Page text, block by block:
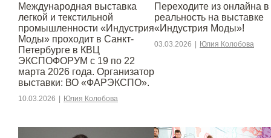
Международная выставка
легкой и текстильной
промышленности «Индустрия
Моды» проходит в Санкт-
Петербурге в КВЦ
ЭКСПОФОРУМ с 19 по 22
марта 2026 года. Организатор
выставки: ВО «ФАРЭКСПО».
10.03.2026 Юлия Колобова
Переходите из онлайна в
реальность на выставке
«Индустрия Моды»!
03.03.2026 Юлия Колобова